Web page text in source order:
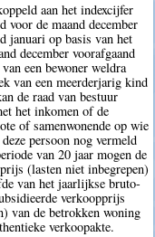
aan het indexcijfer
voor de maand december
januari op basis van het
december voorafgaand
een bewoner weldra
van een meerderjarig kind
de raad van bestuur
het inkomen of de
of samenwonende op wie
persoon nog vermeld
van 20 jaar mogen de
(lasten niet inbegrepen)
van het jaarlijkse bruto-
verkoopprijs
van de betrokken woning
verkoopakte.